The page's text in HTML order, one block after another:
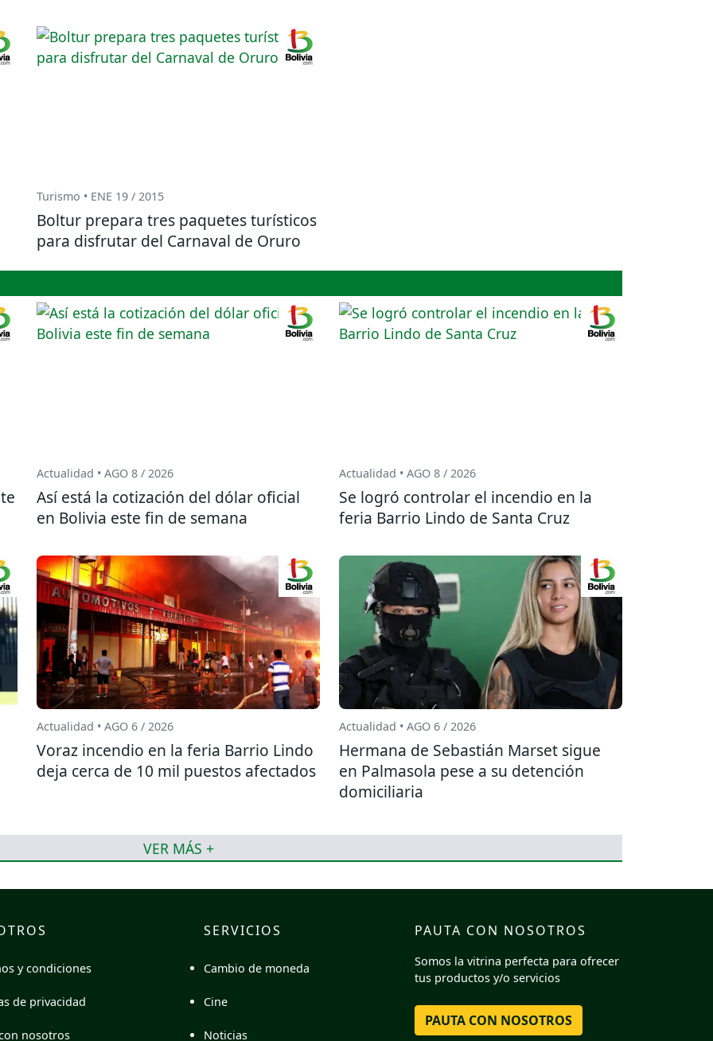
Turismo • ENE 19 / 2015
Boltur prepara tres paquetes turísticos
para disfrutar del Carnaval de Oruro
Actualidad • AGO 8 / 2026
Así está la cotización del dólar oficial
en Bolivia este fin de semana
Actualidad • AGO 8 / 2026
Se logró controlar el incendio en la
feria Barrio Lindo de Santa Cruz
Actualidad • AGO 6 / 2026
Voraz incendio en la feria Barrio Lindo
deja cerca de 10 mil puestos afectados
Actualidad • AGO 6 / 2026
Hermana de Sebastián Marset sigue
en Palmasola pese a su detención
domiciliaria
VER MÁS +
y condiciones
de privacidad
nosotros
SERVICIOS
Cambio de moneda
Cine
Noticias
PAUTA CON NOSOTROS
Somos la vitrina perfecta para ofrecer
tus productos y/o servicios
PAUTA CON NOSOTROS